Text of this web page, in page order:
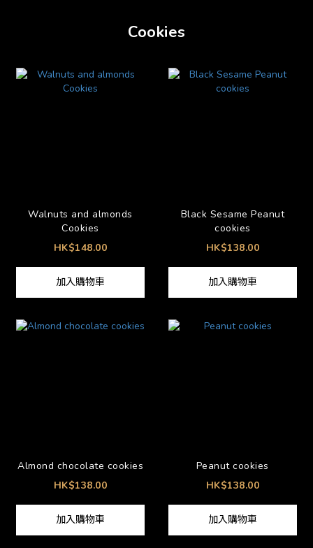
Cookies
Walnuts and almonds
Cookies
HK$148.00
加入購物車
Black Sesame Peanut
cookies
HK$138.00
加入購物車
Almond chocolate cookies
HK$138.00
加入購物車
Peanut cookies
HK$138.00
加入購物車